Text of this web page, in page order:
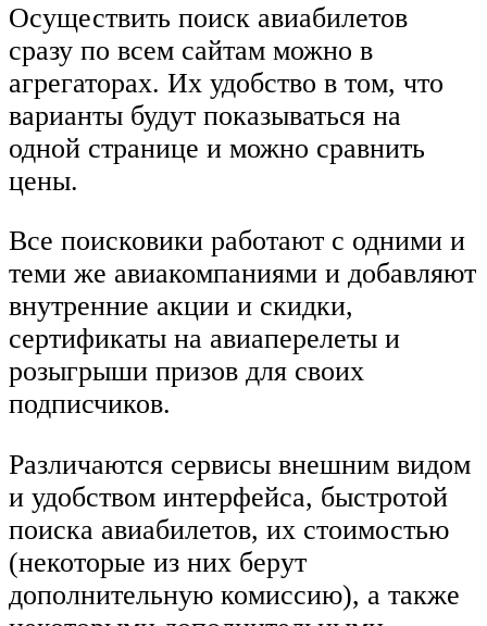
Осуществить поиск авиабилетов
сразу по всем сайтам можно в
агрегаторах. Их удобство в том, что
варианты будут показываться на
одной странице и можно сравнить
цены.
Все поисковики работают с одними и
теми же авиакомпаниями и добавляют
внутренние акции и скидки,
сертификаты на авиаперелеты и
розыгрыши призов для своих
подписчиков.
Различаются сервисы внешним видом
и удобством интерфейса, быстротой
поиска авиабилетов, их стоимостью
(некоторые из них берут
дополнительную комиссию), а также